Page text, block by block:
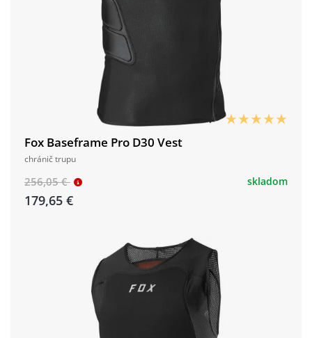
Fox Baseframe Pro D30 Vest
chránič trupu
256,05 €
179,65 €
skladom